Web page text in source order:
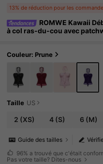
13% de réduction pour les
ROMWE Kawaii
à col ras-du-cou avec
Couleur: Prune
Taille US
2 (XS) 4(S) 6 (M)
Guide des tailles
96% a trouvé que c'était
Pas votre taille? Dites-nous